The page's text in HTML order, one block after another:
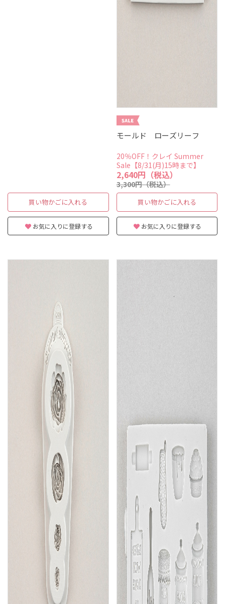
買い物かごに入れる
お気に入りに登録する
モールド ローズリーフ
20％OFF！クレイ Summer
Sale【8/31(月)15時まで】
2,640円（税込）
3,300円（税込）
買い物かごに入れる
お気に入りに登録する